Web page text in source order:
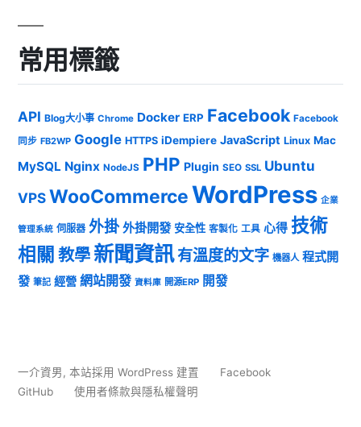
常用標籤
API Blog大小事 Chrome Docker ERP Facebook Facebook
同步 FB2WP Google HTTPS iDempiere JavaScript Linux Mac
MySQL Nginx NodeJS PHP Plugin SEO SSL Ubuntu
VPSWooCommerceWordPress 企業
管理系統 伺服器 外掛 外掛開發 安全性 客製化 工具 心得 技術
相關 教學 新聞資訊有溫度的文字 機器人 程式開
發 筆記 經營 網站開發 資料庫 開源ERP 開發
一介資男, 本站採用 WordPress 建置
Facebook
GitHub
使用者條款與隱私權聲明